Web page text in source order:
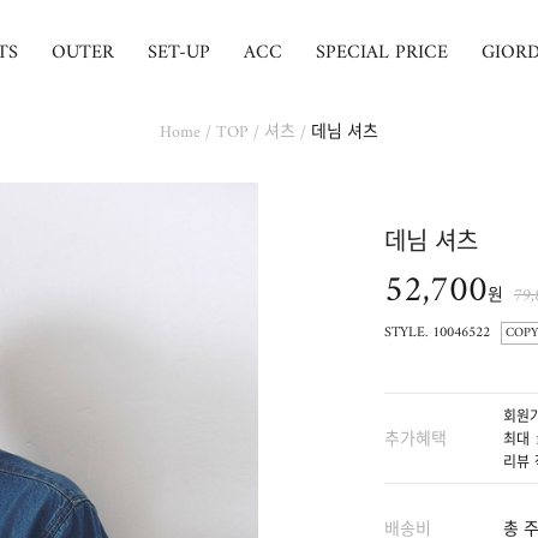
OUTER SET-UP ACC SPECIAL PRICE
Home / TOP / 셔츠 / 데님 셔츠
데님 셔츠
52,700원
STYLE. 10046522 COPY
추가혜택
회원
최대
리뷰
배송비 총